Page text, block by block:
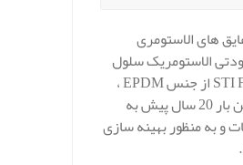
های الاستومری
الاستومریک سلول
بسته STI FLEX از جنس EPDM ،
برای نخستین بار 20 سال پیش به
و به منظور بهینه سازی